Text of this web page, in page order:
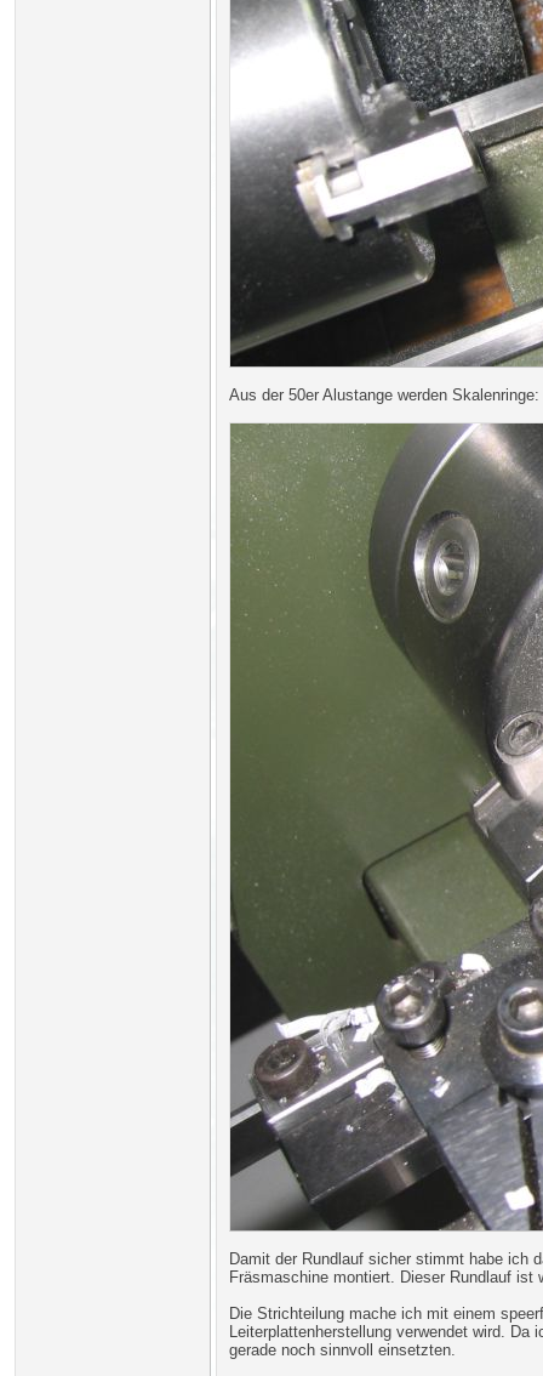
Aus der 50er Alustange werden Skalenringe:
Damit der Rundlauf sicher stimmt habe ich
Fräsmaschine montiert. Dieser Rundlauf
Die Strichteilung mache ich mit einem
Leiterplattenherstellung verwendet wird. Da
gerade noch sinnvoll einsetzten.